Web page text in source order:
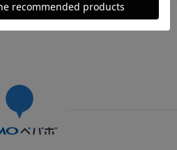
Inc. All rights reserved.